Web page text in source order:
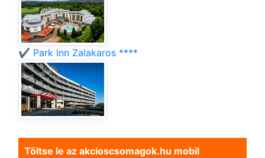
✔️ Park Inn Zalakaros ****
Töltse le az akcioscsomagok.hu mobil